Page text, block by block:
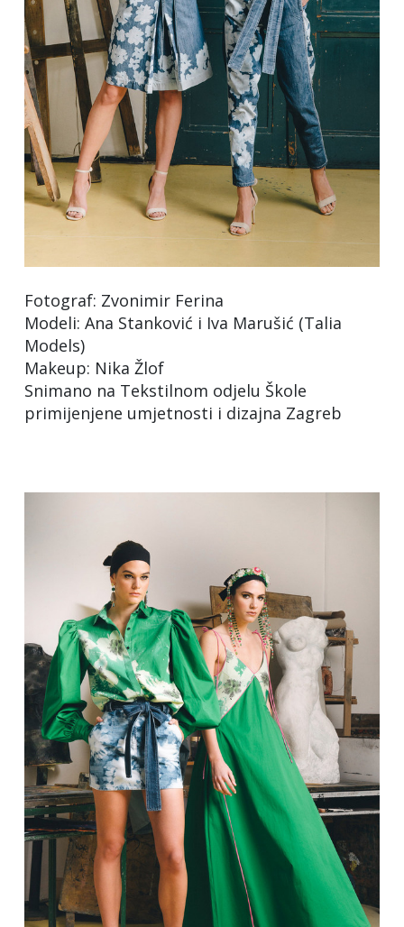
Fotograf: Zvonimir Ferina
Modeli: Ana Stanković i Iva Marušić (Talia
Models)
Makeup: Nika Žlof
Snimano na Tekstilnom odjelu Škole
primijenjene umjetnosti i dizajna Zagreb